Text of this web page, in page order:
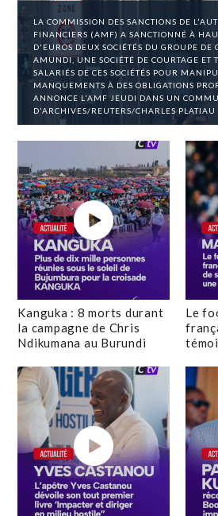
LA COMMISSION DES SANCTIONS DE
FINANCIERS (AMF) A SANCTIONNÉ À
D'EUROS DEUX SOCIÉTÉS DU GROUPE DE
AMUNDI, UNE SOCIÉTÉ DE COURTAGE ET
SALARIÉS DE CES SOCIÉTÉS POUR
MANQUEMENTS À DES OBLIGATIONS
ANNONCE L'AMF JEUDI DANS UN
D'ARCHIVES/REUTERS/CHARLES PLATIAU
Kanguka : 8 morts durant
la campagne de Chris
Ndikumana au Burundi
Le